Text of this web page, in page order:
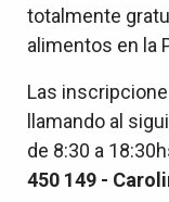
totalmente
alimentos en la
Las
llamando al
de 8:30 a
450 149 -